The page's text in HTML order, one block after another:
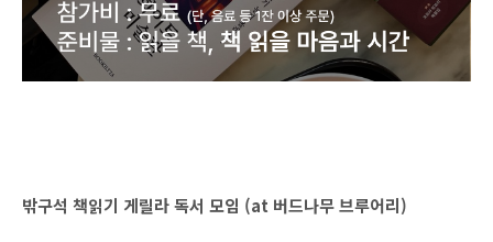
밖구석 책읽기 게릴라 독서 모임 (at 버드나무 브루어리)